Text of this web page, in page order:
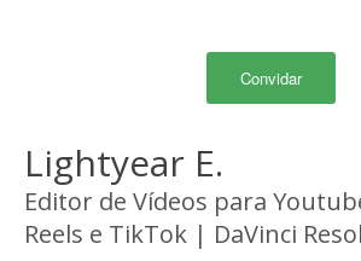
Convidar
Lightyear E.
Editor de Vídeos para
Reels e TikTok | DaVinci